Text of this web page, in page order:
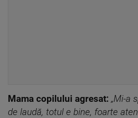
Mama copilului agresat: „Mi-a
de laudă, totul e bine, foarte